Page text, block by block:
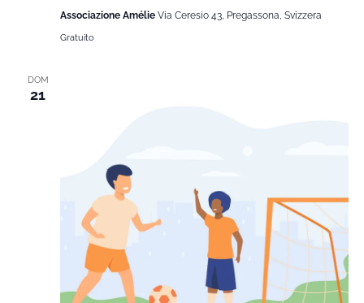
Associazione Amélie Via Ceresio 43, Pregassona, Svizzera
Gratuito
DOM
21